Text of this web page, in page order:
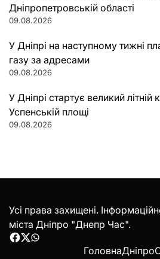
Дніпропетровській області
09.08.2026
У Дніпрі на наступному тижні
газу за адресами
09.08.2026
У Дніпрі стартує великий літній
Успенській площі
09.08.2026
Усі права захищені.
міста Дніпро "Днепр Час".
Facebook
Twitter
WhatsApp
ГоловнаДніпро